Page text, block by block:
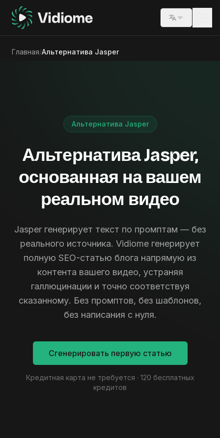
Switch
Главная/Альтернатива Jasper
Альтернатива Jasper
Альтернатива Jasper,
основанная на вашем
реальном видео
Jasper генерирует текст по промптам — без
реального источника. Vidiome генерирует
полную SEO-статью блога напрямую из
контента вашего видео, устраняя
галлюцинации и точно соответствуя
сказанному. Без промптов, без шаблонов,
без написания с нуля.
Сгенерировать первую статью
Кредитная карта не требуется · 120 бесплатных
кредитов